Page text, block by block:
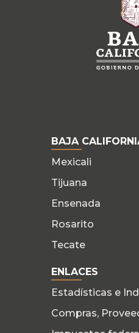
BAJA
Mexicali
Tijuana
Ensenada
Rosarito
Tecate
ENLACES
Estadísticas e
Compras,